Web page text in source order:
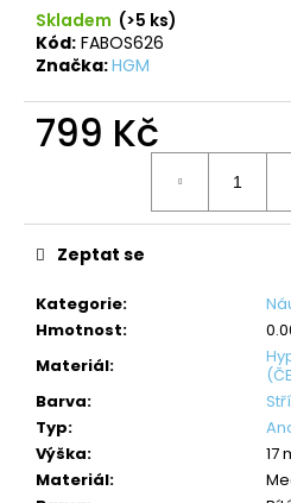
Skladem (>5 ks)
Kód: FABOS626
Značka:HGM
799 Kč
Kategorie:
Hmotnost:
Materiál:
Barva:
Typ:
Výška:
17
Materiál:
Zeptat se
420
Kč
Původně:
699
Kč